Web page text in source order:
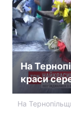
На
краси
На